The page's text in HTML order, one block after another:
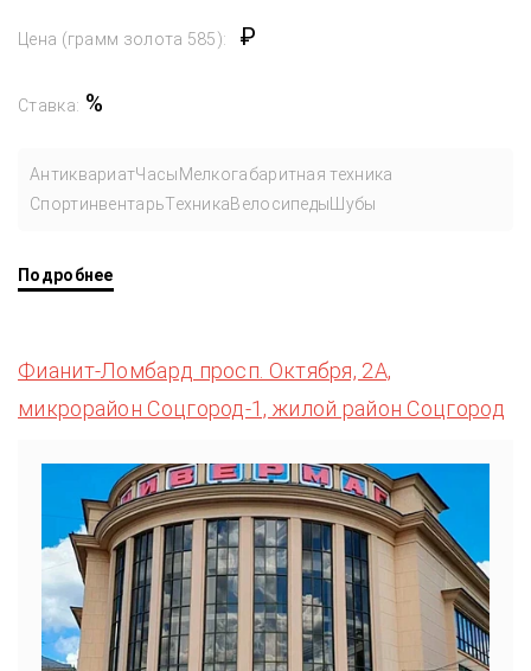
Цена (грамм золота 585): ₽
Ставка: %
АнтиквариатЧасы Мелкогабаритная техника
СпортинвентарьТехникаВелосипеды Шубы
Подробнее
Фианит-Ломбард просп. Октября, 2А,
микрорайон Соцгород-1, жилой район Соцгород